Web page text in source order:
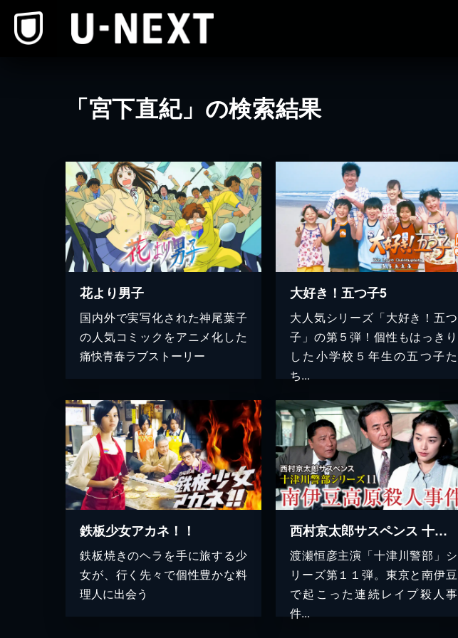
「宮下直紀」の検索結果
花より男子
国内外で実写化された神尾葉子
の人気コミックをアニメ化した
痛快青春ラブストーリー
大好き！五つ子5
大人気シリーズ「大好き！五つ
子」の第５弾！個性もはっきり
した小学校５年生の五つ子た
ち...
鉄板少女アカネ！！
鉄板焼きのヘラを手に旅する少
女が、行く先々で個性豊かな料
理人に出会う
西村京太郎サスペンス 十津川警部シリーズ11 南伊豆高原殺人事件
渡瀬恒彦主演「十津川警部」シ
リーズ第１１弾。東京と南伊豆
で起こった連続レイプ殺人事
件...